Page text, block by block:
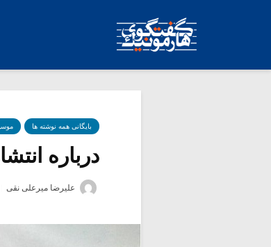
بایگانی همه نوشته ها
درباره
علیرضا میرعلی نقی